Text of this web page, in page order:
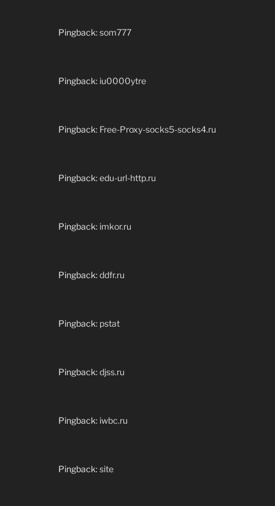
Pingback:som777
Pingback: iu0000ytre
Pingback: Free-Proxy-socks5-socks4.ru
Pingback:edu-url-http.ru
Pingback: imkor.ru
Pingback:ddfr.ru
Pingback: pstat
Pingback:djss.ru
Pingback: iwbc.ru
Pingback:site